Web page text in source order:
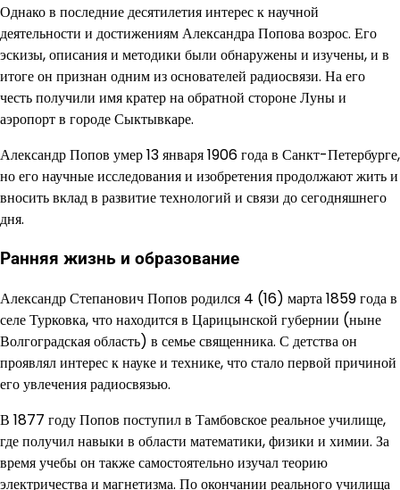
Однако в последние десятилетия интерес к научной
деятельности и достижениям Александра Попова возрос. Его
эскизы, описания и методики были обнаружены и изучены, и в
итоге он признан одним из основателей радиосвязи. На его
честь получили имя кратер на обратной стороне Луны и
аэропорт в городе Сыктывкаре.
Александр Попов умер 13 января 1906 года в Санкт-Петербурге,
но его научные исследования и изобретения продолжают жить и
вносить вклад в развитие технологий и связи до сегодняшнего
дня.
Ранняя жизнь и образование
Александр Степанович Попов родился 4 (16) марта 1859 года в
селе Турковка, что находится в Царицынской губернии (ныне
Волгоградская область) в семье священника. С детства он
проявлял интерес к науке и технике, что стало первой причиной
его увлечения радиосвязью.
В 1877 году Попов поступил в Тамбовское реальное училище,
где получил навыки в области математики, физики и химии. За
время учебы он также самостоятельно изучал теорию
электричества и магнетизма. По окончании реального училища